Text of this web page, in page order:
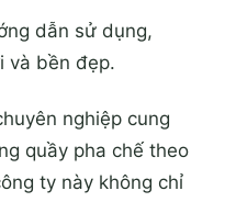
dẫn sử dụng,
và bền đẹp.
nghiệp cung
quầy pha chế theo
ty này không chỉ